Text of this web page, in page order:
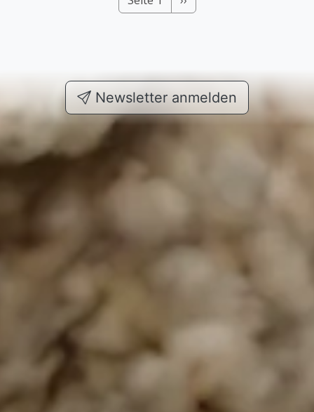
Seitennummerierung
Newsletter anmelden